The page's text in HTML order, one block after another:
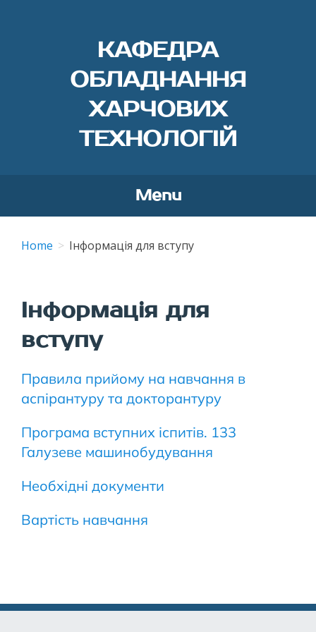
КАФЕДРА
ОБЛАДНАННЯ
ХАРЧОВИХ
ТЕХНОЛОГІЙ
Menu
content
Home Інформація для вступу
Інформація для
вступу
Правила прийому на навчання в
аспірантуру та докторантуру
Програма вступних іспитів. 133
Галузеве машинобудування
Необхідні документи
Вартість навчання